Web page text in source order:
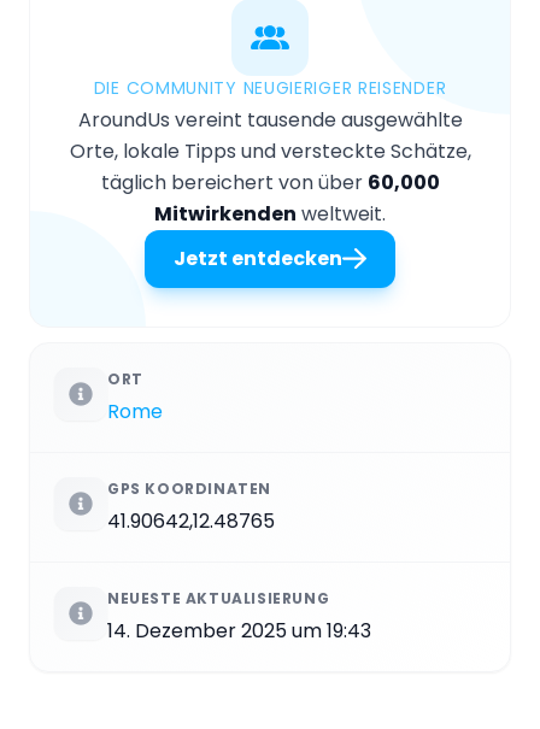
DIE COMMUNITY NEUGIERIGER REISENDER
AroundUs vereint tausende ausgewählte
Orte, lokale Tipps und versteckte Schätze,
täglich bereichert von über 60,000
Mitwirkenden weltweit.
Jetzt entdecken
ORT
Rome
GPS KOORDINATEN
41.90642,12.48765
NEUESTE AKTUALISIERUNG
14. Dezember 2025 um 19:43